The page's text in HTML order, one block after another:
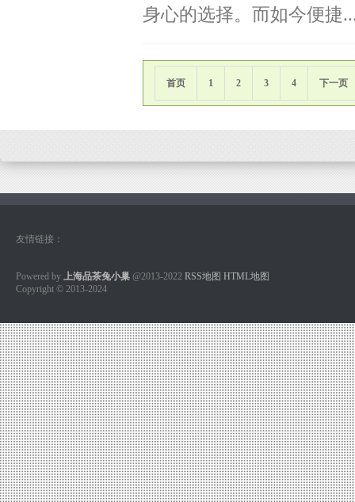
身心的选择。而如今便捷
首页 1 2 3 4 下一页
友情链接：
Powered by 上海品茶兔小巢 @2013-2022 RSS地图 HTML地图
Copyright © 2013-2024